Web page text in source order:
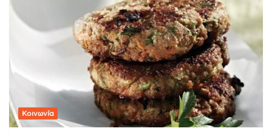
Κοινωνία